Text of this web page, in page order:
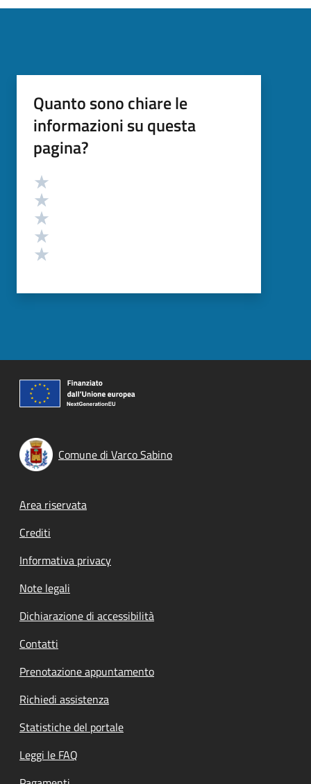
Quanto sono chiare le
informazioni su questa
pagina?
Valutazione
Comune di Varco Sabino
Footer menu
Area riservata
Crediti
Informativa privacy
Note legali
Dichiarazione di accessibilità
Contatti
Prenotazione appuntamento
Richiedi assistenza
Statistiche del portale
Leggi le FAQ